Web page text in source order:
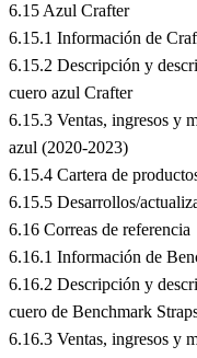
6.15 Azul Crafter
6.15.1 Información de
6.15.2 Descripción y
cuero azul Crafter
6.15.3 Ventas, ingresos y
azul (2020-2023)
6.15.4 Cartera de
6.15.5 Desarrollos/
6.16 Correas de referencia
6.16.1 Información de
6.16.2 Descripción y
cuero de Benchmark
6.16.3 Ventas, ingresos y